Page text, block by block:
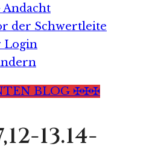
der Schwertleite
Login
BLOG ✠✠✠
13.14-